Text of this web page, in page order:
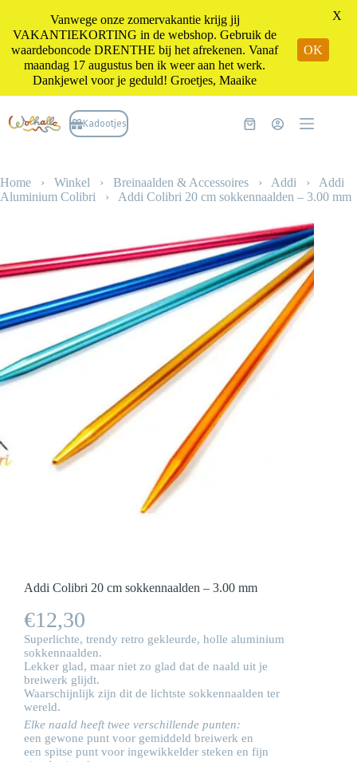
naar
de
Kadootjes Winkelwagen
Home › Winkel › Breinaalden & Accessoires › Addi › Addi
Aluminium Colibri › Addi Colibri 20 cm sokkennaalden – 3.00 mm
Addi Colibri 20 cm sokkennaalden – 3.00 mm
€12,30
Superlichte, trendy retro gekleurde, holle aluminium
sokkennaalden.
Lekker glad, maar niet zo glad dat de naald uit je
breiwerk glijdt.
Waarschijnlijk zijn dit de lichtste sokkennaalden ter
wereld.
Elke naald heeft twee verschillende punten:
een gewone punt voor gemiddeld breiwerk en
een spitse punt voor ingewikkelder steken en fijn
Vanwege onze zomervakantie krijg jij
VAKANTIEKORTING in de webshop. Gebruik de
waardeboncode DRENTHE bij het afrekenen. Vanaf
maandag 17 augustus ben ik weer aan het werk.
Dankjewel voor je geduld! Groetjes, Maaike
OK
X